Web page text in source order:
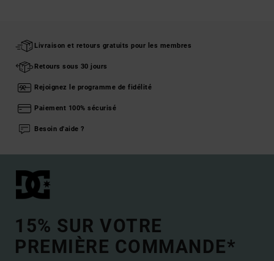
Livraison et retours gratuits pour les membres
Retours sous 30 jours
Rejoignez le programme de fidélité
Paiement 100% sécurisé
Besoin d'aide ?
15% SUR VOTRE
PREMIÈRE COMMANDE*